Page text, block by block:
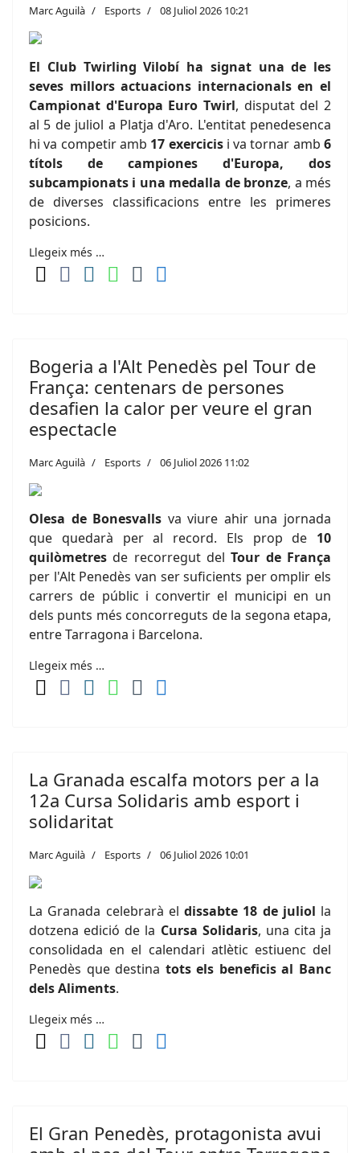
Marc Aguilà Esports 08 Juliol 2026 10:21
El Club Twirling Vilobí ha signat una de les
seves millors actuacions internacionals en el
Campionat d'Europa Euro Twirl, disputat del 2
al 5 de juliol a Platja d'Aro. L'entitat penedesenca
hi va competir amb 17 exercicisi va tornar amb6
títols de campiones d'Europa, dos
subcampionats i una medalla de bronze, a més
de diverses classificacions entre les primeres
posicions.
Llegeix més …
Bogeria a l'Alt Penedès pel Tour de
França: centenars de persones
desafien la calor per veure el gran
espectacle
Marc Aguilà Esports 06 Juliol 2026 11:02
Olesa de Bonesvalls va viure ahir una jornada
que quedarà per al record. Els prop de 10
quilòmetres de recorregut delTour de França
per l'Alt Penedès van ser suficients per omplir els
carrers de públic i convertir el municipi en un
dels punts més concorreguts de la segona etapa,
entre Tarragona i Barcelona.
Llegeix més …
La Granada escalfa motors per a la
12a Cursa Solidaris amb esport i
solidaritat
Marc Aguilà Esports 06 Juliol 2026 10:01
La Granada celebrarà el dissabte 18 de juliol la
dotzena edició de la Cursa Solidaris, una cita ja
consolidada en el calendari atlètic estiuenc del
Penedès que destina tots els beneficis al Banc
dels Aliments.
Llegeix més …
El Gran Penedès, protagonista avui